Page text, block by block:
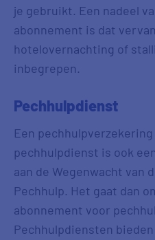
je gebruikt. Een nadeel
abonnement is dat
hotelovernachting of
inbegrepen.
Pechhulpdienst
Een
pechhulpdienst is ook
aan de Wegenwacht van
Pechhulp. Het gaat dan
abonnement voor
Pechhulpdiensten